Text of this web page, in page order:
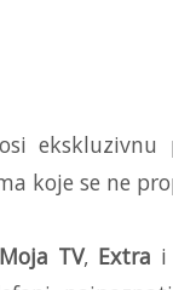
koje se ne
Moja TV, Extra i